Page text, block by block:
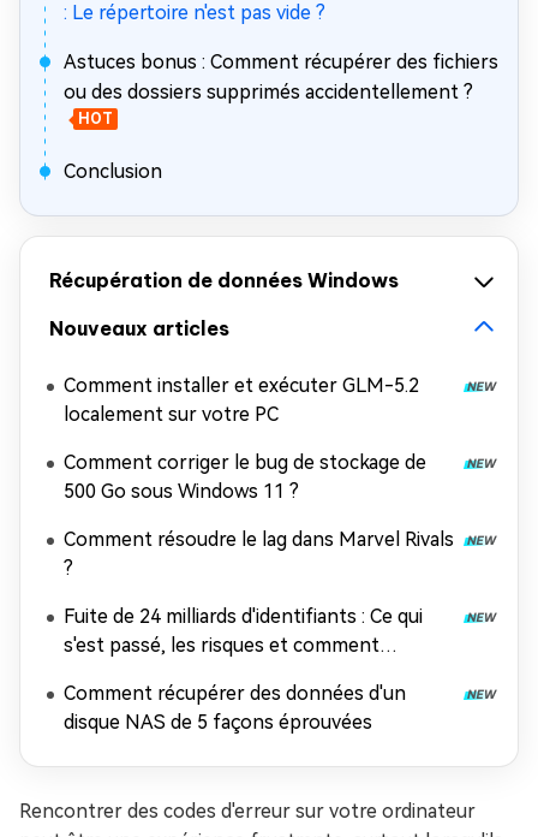
: Le répertoire n'est pas vide ?
Astuces bonus : Comment récupérer des fichiers
ou des dossiers supprimés accidentellement ?
HOT
Conclusion
Récupération de données Windows
Nouveaux articles
Comment installer et exécuter GLM-5.2
localement sur votre PC
Comment corriger le bug de stockage de
500 Go sous Windows 11 ?
Comment résoudre le lag dans Marvel Rivals
?
Fuite de 24 milliards d'identifiants : Ce qui
s'est passé, les risques et comment
Comment récupérer des données d'un
disque NAS de 5 façons éprouvées
Rencontrer des codes d'erreur sur votre ordinateur